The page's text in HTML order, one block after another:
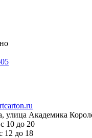
улица Академика
10 до 20
12 до 18